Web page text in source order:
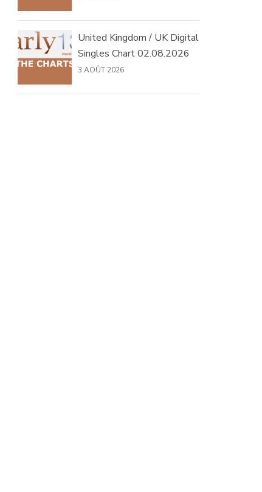
United Kingdom / UK Digital
Singles Chart 02.08.2026
3 AOÛT 2026